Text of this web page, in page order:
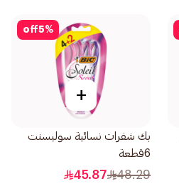
5%
off
+
بك شفرات نسائية سوليسنت
6قطعة
48.29
45.87